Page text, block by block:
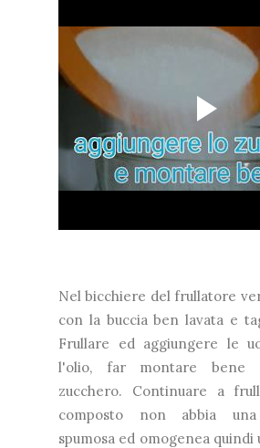
Nel bicchiere del frullatore
con la buccia ben lavata e
Frullare ed aggiungere le
l'olio, far montare bene
zucchero. Continuare a
composto non abbia una
spumosa ed omogenea